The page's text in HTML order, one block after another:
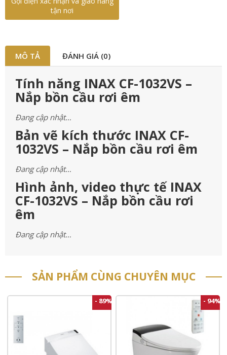
tận nơi
MÔ TẢ ĐÁNH GIÁ (0)
Tính năng INAX CF-1032VS –
Nắp bồn cầu rơi êm
Đang cập nhật…
Bản vẽ kích thước INAX CF-
1032VS – Nắp bồn cầu rơi êm
Đang cập nhật…
Hình ảnh, video thực tế INAX
CF-1032VS – Nắp bồn cầu rơi
êm
Đang cập nhật…
SẢN PHẨM CÙNG CHUYÊN MỤC
- 89% - 94%